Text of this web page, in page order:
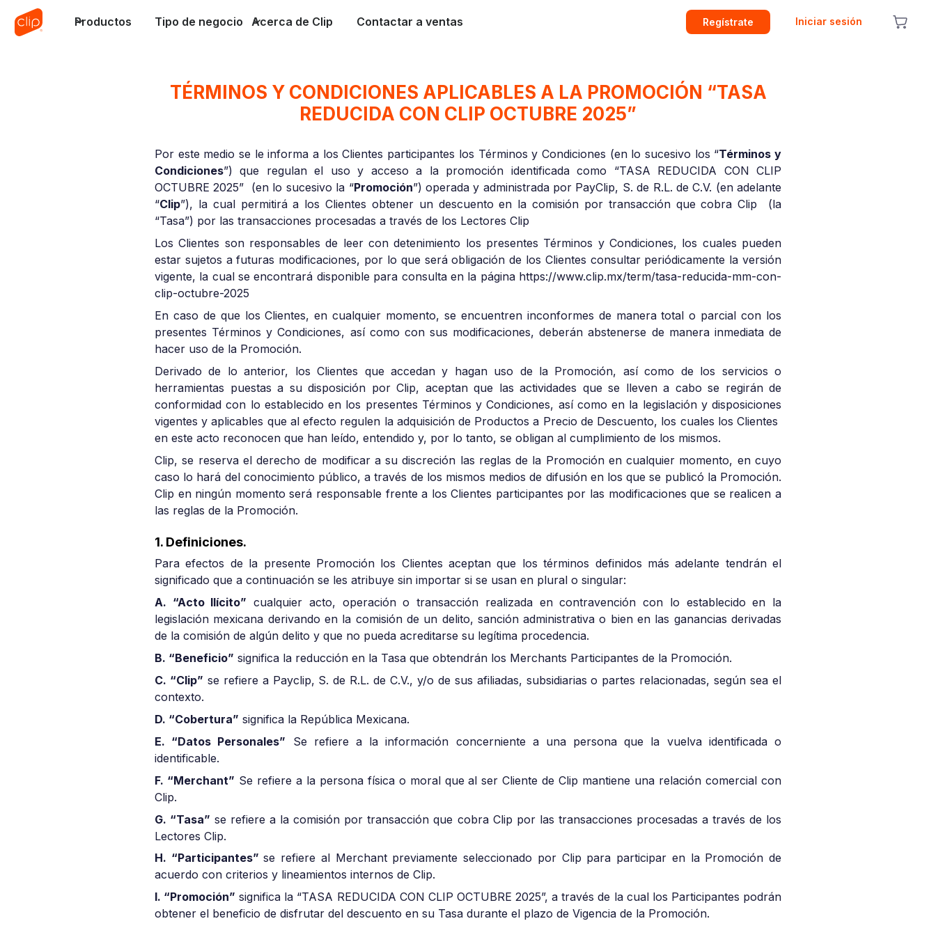
Productos Tipo de negocio Acerca de Clip Contactar a ventas Regístrate Iniciar sesión
TÉRMINOS Y CONDICIONES APLICABLES A LA PROMOCIÓN “TASA
REDUCIDA CON CLIP OCTUBRE 2025”
Por este medio se le informa a los Clientes participantes los Términos y Condiciones (en lo sucesivo los “Términos y
Condiciones”) que regulan el uso y acceso a la promoción identificada como “TASA REDUCIDA CON CLIP
OCTUBRE 2025” (en lo sucesivo la “Promoción”) operada y administrada por PayClip, S. de R.L. de C.V. (en adelante
“Clip”), la cual permitirá a los Clientes obtener un descuento en la comisión por transacción que cobra Clip (la
“Tasa”) por las transacciones procesadas a través de los Lectores Clip
Los Clientes son responsables de leer con detenimiento los presentes Términos y Condiciones, los cuales pueden
estar sujetos a futuras modificaciones, por lo que será obligación de los Clientes consultar periódicamente la versión
vigente, la cual se encontrará disponible para consulta en la página https://www.clip.mx/term/tasa-reducida-mm-con-
clip-octubre-2025
En caso de que los Clientes, en cualquier momento, se encuentren inconformes de manera total o parcial con los
presentes Términos y Condiciones, así como con sus modificaciones, deberán abstenerse de manera inmediata de
hacer uso de la Promoción.
Derivado de lo anterior, los Clientes que accedan y hagan uso de la Promoción, así como de los servicios o
herramientas puestas a su disposición por Clip, aceptan que las actividades que se lleven a cabo se regirán de
conformidad con lo establecido en los presentes Términos y Condiciones, así como en la legislación y disposiciones
vigentes y aplicables que al efecto regulen la adquisición de Productos a Precio de Descuento, los cuales los Clientes
en este acto reconocen que han leído, entendido y, por lo tanto, se obligan al cumplimiento de los mismos.
Clip, se reserva el derecho de modificar a su discreción las reglas de la Promoción en cualquier momento, en cuyo
caso lo hará del conocimiento público, a través de los mismos medios de difusión en los que se publicó la Promoción.
Clip en ningún momento será responsable frente a los Clientes participantes por las modificaciones que se realicen a
las reglas de la Promoción.
1. Definiciones.
Para efectos de la presente Promoción los Clientes aceptan que los términos definidos más adelante tendrán el
significado que a continuación se les atribuye sin importar si se usan en plural o singular:
A. “Acto Ilícito” cualquier acto, operación o transacción realizada en contravención con lo establecido en la
legislación mexicana derivando en la comisión de un delito, sanción administrativa o bien en las ganancias derivadas
de la comisión de algún delito y que no pueda acreditarse su legítima procedencia.
B. “Beneficio” significa la reducción en la Tasa que obtendrán los Merchants Participantes de la Promoción.
C. “Clip” se refiere a Payclip, S. de R.L. de C.V., y/o de sus afiliadas, subsidiarias o partes relacionadas, según sea el
contexto.
D. “Cobertura” significa la República Mexicana.
E. “Datos Personales” Se refiere a la información concerniente a una persona que la vuelva identificada o
identificable.
F. “Merchant” Se refiere a la persona física o moral que al ser Cliente de Clip mantiene una relación comercial con
Clip.
G. “Tasa” se refiere a la comisión por transacción que cobra Clip por las transacciones procesadas a través de los
Lectores Clip.
H. “Participantes”se refiere al Merchant previamente seleccionado por Clip para participar en la Promoción de
acuerdo con criterios y lineamientos internos de Clip.
I. “Promoción” significa la “TASA REDUCIDA CON CLIP OCTUBRE 2025”, a través de la cual los Participantes podrán
obtener el beneficio de disfrutar del descuento en su Tasa durante el plazo de Vigencia de la Promoción.